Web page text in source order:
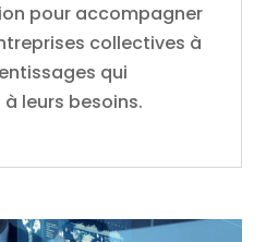
pour accompagner
collectives à
qui
leurs besoins.